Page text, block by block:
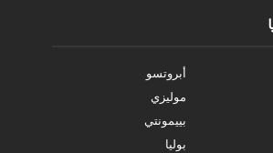
أبروتسو
موليزي
بييمونتي
بوليا